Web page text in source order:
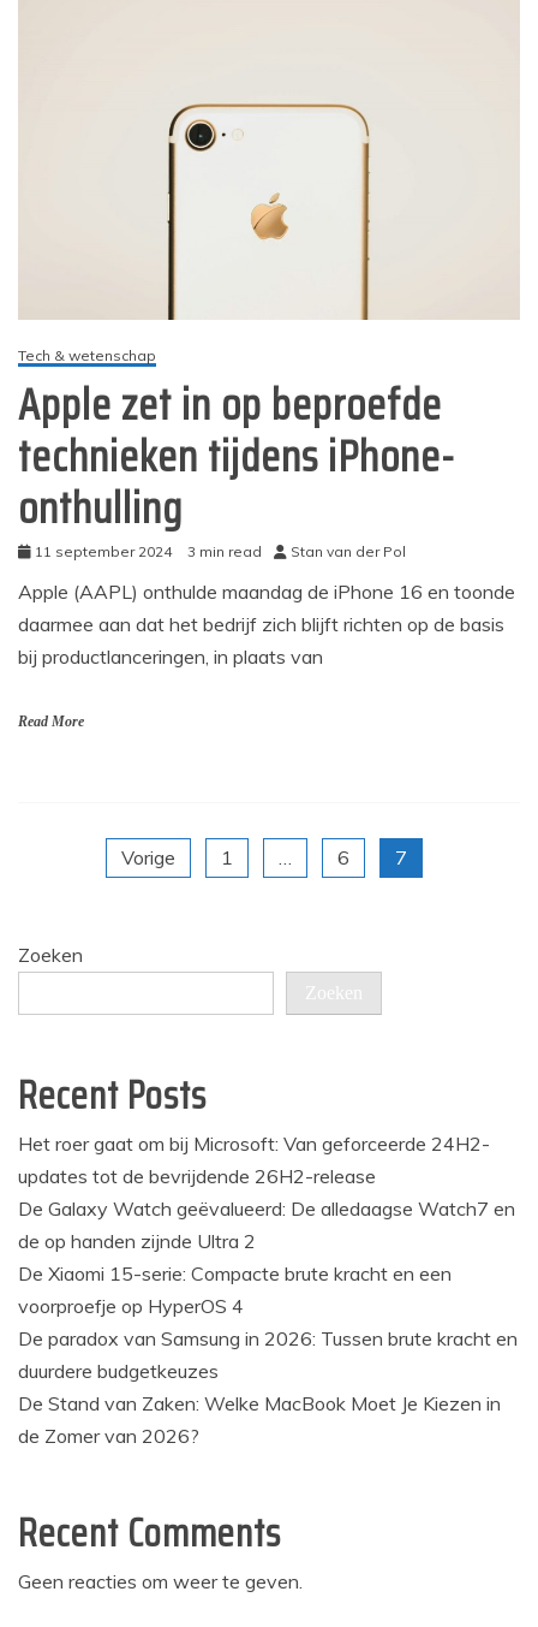
Tech & wetenschap
Apple zet in op beproefde
technieken tijdens iPhone-
onthulling
11 september 2024 3 min read Stan van der Pol
Apple (AAPL) onthulde maandag de iPhone 16 en toonde
daarmee aan dat het bedrijf zich blijft richten op de basis
bij productlanceringen, in plaats van
Read More
Berichten
paginering
Vorige 1 … 6 7
Zoeken
Zoeken
Recent Posts
Het roer gaat om bij Microsoft: Van geforceerde 24H2-
updates tot de bevrijdende 26H2-release
De Galaxy Watch geëvalueerd: De alledaagse Watch7 en
de op handen zijnde Ultra 2
De Xiaomi 15-serie: Compacte brute kracht en een
voorproefje op HyperOS 4
De paradox van Samsung in 2026: Tussen brute kracht en
duurdere budgetkeuzes
De Stand van Zaken: Welke MacBook Moet Je Kiezen in
de Zomer van 2026?
Recent Comments
Geen reacties om weer te geven.